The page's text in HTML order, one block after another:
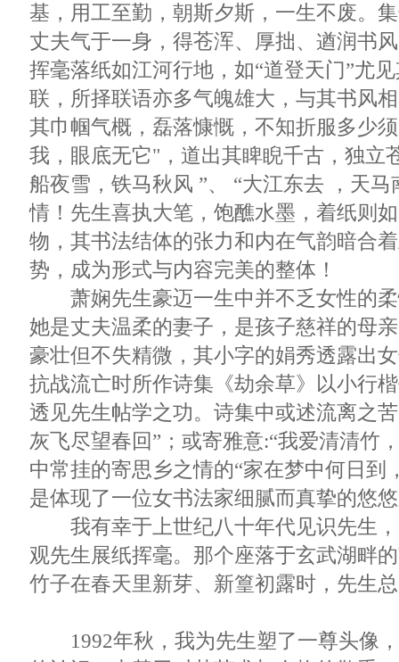
基，用工至勤，朝斯夕斯，一生不废。
丈夫气于一身，得苍浑、厚拙、遒润书
挥毫落纸如江河行地，如“道登天门”尤
联，所择联语亦多气魄雄大，与其书风
其巾帼气概，磊落慷慨，不知折服多少
我，眼底无它"，道出其睥睨千古，独立
船夜雪，铁马秋风 ”、 “大江东去 ，天
情！先生喜执大笔，饱醮水墨，着纸则
物，其书法结体的张力和内在气韵暗合
势，成为形式与内容完美的整体！
萧娴先生豪迈一生中并不乏女性的柔
她是丈夫温柔的妻子，是孩子慈祥的母
豪壮但不失精微，其小字的娟秀透露出
抗战流亡时所作诗集《劫余草》以小行
透见先生帖学之功。诗集中或述流离之
灰飞尽望春回”；或寄雅意:“我爱清清竹
中常挂的寄思乡之情的“家在梦中何日到
是体现了一位女书法家细腻而真挚的悠
我有幸于上世纪八十年代见识先生，
观先生展纸挥毫。那个座落于玄武湖畔
竹子在春天里新芽、新篁初露时，先生
1992年秋，我为先生塑了一尊头像，